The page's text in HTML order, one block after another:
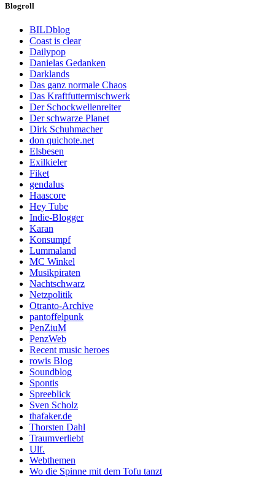
Blogroll
BILDblog
Coast is clear
Dailypop
Danielas Gedanken
Darklands
Das ganz normale Chaos
Das Kraftfuttermischwerk
Der Schockwellenreiter
Der schwarze Planet
Dirk Schuhmacher
don quichote.net
Elsbesen
Exilkieler
Fiket
gendalus
Haascore
Hey Tube
Indie-Blogger
Karan
Konsumpf
Lummaland
MC Winkel
Musikpiraten
Nachtschwarz
Netzpolitik
Otranto-Archive
pantoffelpunk
PenZiuM
PenzWeb
Recent music heroes
rowis Blog
Soundblog
Spontis
Spreeblick
Sven Scholz
thafaker.de
Thorsten Dahl
Traumverliebt
Ulf.
Webthemen
Wo die Spinne mit dem Tofu tanzt